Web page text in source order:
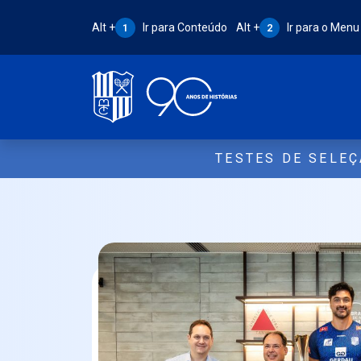
Atalho Alt + 1:
Alt + 1 Ir para Conteúdo Atalho Alt + 2:
Alt + 2 Ir para o Menu
TESTES DE